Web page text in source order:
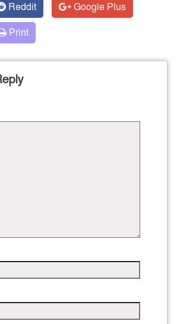
Reddit
Google Plus
Print